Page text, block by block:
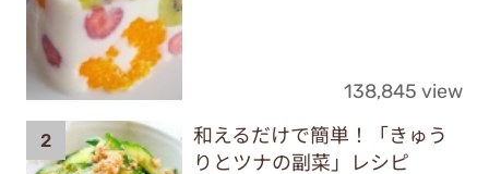
138,845 view
和えるだけで簡単！「きゅう
りとツナの副菜」レシピ